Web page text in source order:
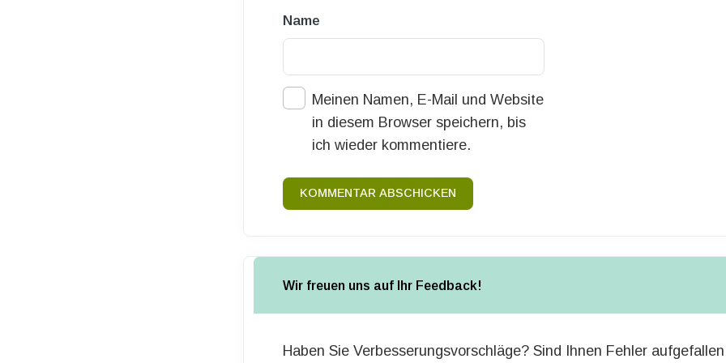
Name
Meinen Namen, E-Mail und Website
in diesem Browser speichern, bis
ich wieder kommentiere.
KOMMENTAR ABSCHICKEN
Wir freuen uns auf Ihr Feedback!
Haben Sie Verbesserungsvorschläge? Sind Ihnen Fehler